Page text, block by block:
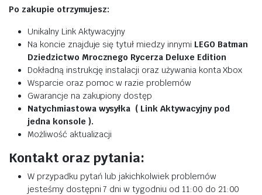
Po zakupie otrzymujesz:
Unikalny Link Aktywacyjny
Na koncie znajduje się tytuł miedzy innymi LEGO Batman
Dziedzictwo Mrocznego Rycerza Deluxe Edition
Dokładną instrukcję instalacji oraz używania konta Xbox
Wsparcie oraz pomoc w razie problemów
Gwarancje na zakupiony dostęp
Natychmiastowa wysyłka ( Link Aktywacyjny pod
jedna konsole ).
Możliwość aktualizacji
Kontakt oraz pytania:
W przypadku pytań lub jakichkolwiek problemów
jesteśmy dostępni 7 dni w tygodniu od 11:00 do 21:00